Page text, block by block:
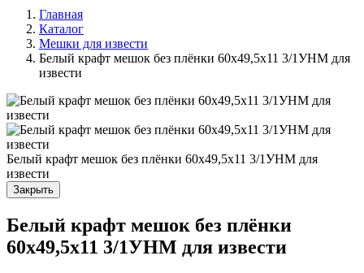
Главная
Каталог
Мешки для извести
Белый крафт мешок без плёнки 60х49,5х11 3/1УНМ для
извести
Белый крафт мешок без плёнки 60х49,5х11 3/1УНМ для
извести
Закрыть
Белый крафт мешок без плёнки
60х49,5х11 3/1УНМ для извести